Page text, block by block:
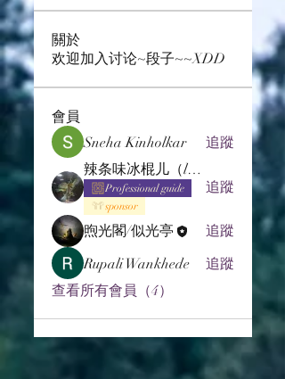
關於
欢迎加入讨论~段子~~XDD
會員
Sneha Kinholkar
追蹤
辣条味冰棍儿（lof别玩了要氪金的）
Professional guide
sponsor
追蹤
煦光閣/似光亭
追蹤
Rupali Wankhede
追蹤
查看所有會員（4）